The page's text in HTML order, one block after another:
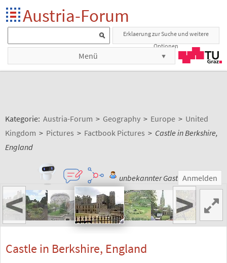
Austria-Forum
Erklaerung zur Suche und weitere
Optionen
Menü
Kategorie: Austria-Forum > Geography > Europe > United
Kingdom > Pictures > Factbook Pictures > Castle in Berkshire,
England
unbekannter Gast Anmelden
< >
Castle in Berkshire, England